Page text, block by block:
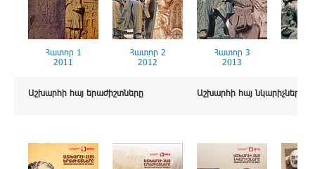
Հատոր 1
2011
Հատոր 2
2012
Հատոր 3
2013
Աշխարհի հայ երաժիշտները Աշխարհի հայ նկարիչները